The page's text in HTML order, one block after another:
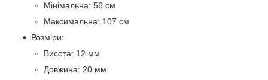
Мінімальна: 56 см
Максимальна: 107 см
Розміри:
Висота: 12 мм
Довжина: 20 мм